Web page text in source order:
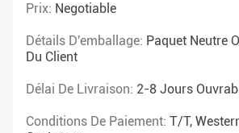
Prix: Negotiable
Détails D'emballage: Paquet Neutre
Du Client
Délai De Livraison: 2-8 Jours
Conditions De Paiement: T/T,